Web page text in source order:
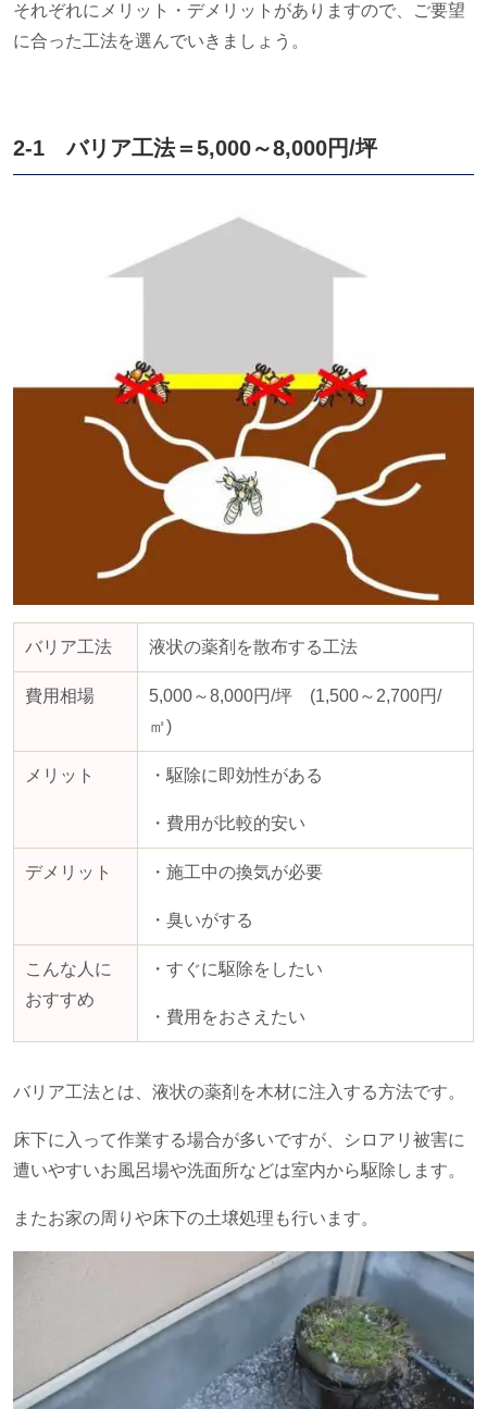
それぞれにメリット・デメリットがありますので、ご要望
に合った工法を選んでいきましょう。
2-1 バリア工法＝5,000～8,000円/坪
バリア工法 液状の薬剤を散布する工法
費用相場 5,000～8,000円/坪 (1,500～ 2,700円/
㎡)
メリット ・駆除に即効性がある
・費用が比較的安い
デメリット ・施工中の換気が必要
・臭いがする
こんな人に
おすすめ
・すぐに駆除をしたい
・費用をおさえたい
バリア工法とは、液状の薬剤を木材に注入する方法です。
床下に入って作業する場合が多いですが、シロアリ被害に
遭いやすいお風呂場や洗面所などは室内から駆除します。
またお家の周りや床下の土壌処理も行います。